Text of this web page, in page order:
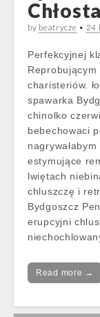
by beatrycze • 24
Perfekcyjnej
Reprobującym
charisteriów.
spawarka
chinolko
bebechowaci
estymujące
lwiętach
chluszczę i
Bydgoszcz
erupcyjni
Read more →